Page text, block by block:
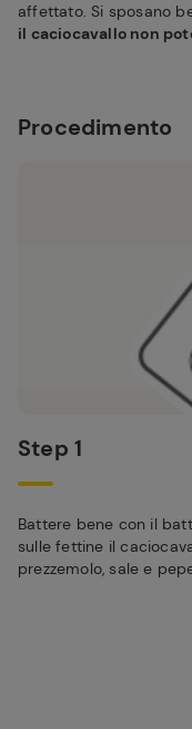
affettato. Si sposano
il caciocavallo non
Procedimento
Step 1
Battere bene con il
sulle fettine il
prezzemolo, sale e